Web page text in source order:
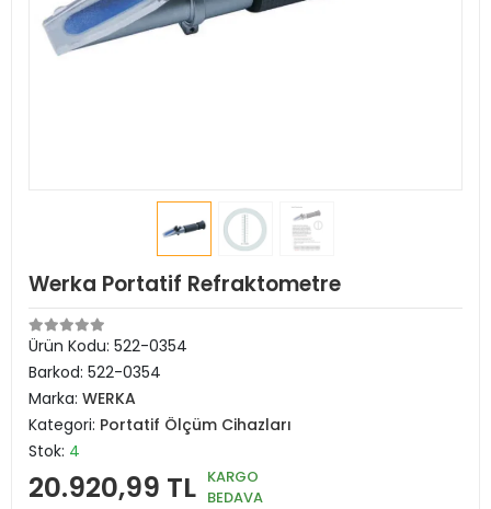
Werka Portatif Refraktometre
Ürün Kodu: 522-0354
Barkod: 522-0354
Marka: WERKA
Kategori: Portatif Ölçüm Cihazları
Stok: 4
20.920,99 TL KARGO
BEDAVA